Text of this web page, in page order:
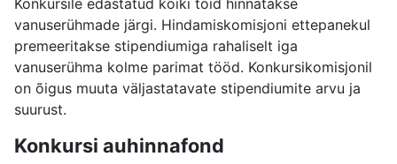
vanuserühmade järgi. Hindamiskomisjoni ettepanekul
premeeritakse stipendiumiga rahaliselt iga
vanuserühma kolme parimat tööd. Konkursikomisjonil
on õigus muuta väljastatavate stipendiumite arvu ja
suurust.
Konkursi auhinnafond